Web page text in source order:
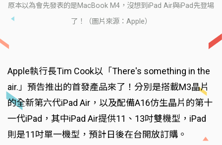
原本以為會先發表的是MacBook M4，沒想到iPad Air與iPad先登場
了！（圖片來源：Apple）
Apple執行長Tim Cook以「There's something in the
air.」預告推出的首發產品來了！分別是搭載M3晶片
的全新第六代iPad Air，以及配備A16仿生晶片的第十
一代iPad，其中iPad Air提供11、13吋雙機型，iPad
則是11吋單一機型，預計日後在台開放訂購。